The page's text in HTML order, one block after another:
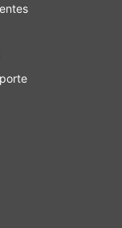
VIP
muito muitas
evitem o
também.
aos
lá. Isto
se você